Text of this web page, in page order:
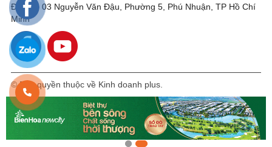
Địa chỉ: 03 Nguyễn Văn Đậu, Phường 5, Phú Nhuận, TP Hồ Chí
Minh
© Bản quyền thuộc về Kinh doanh plus.